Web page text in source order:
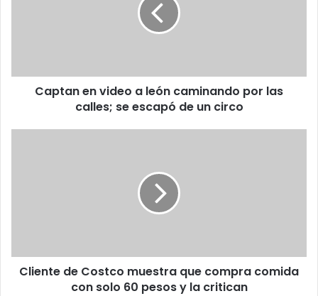
calles;
Captan en video a león caminando por las
calles; se escapó de un circo
solo
60Cliente de Costco muestra que compra comida
con solo 60 pesos y la critican